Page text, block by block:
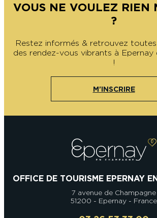
VOUS NE VOULEZ RIEN
?
Restez informés & retrouvez
des rendez-vous vibrants à Epernay
!
M'INSCRIRE
OFFICE DE TOURISME EPERNAY
7 avenue de Champagne
51200 - Epernay - France